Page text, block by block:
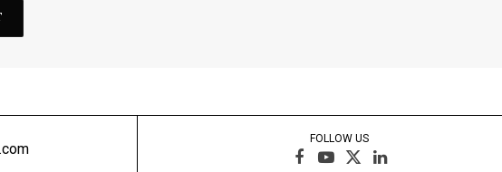
FOLLOW US
Facebook
YouTube
X
LinkedIn